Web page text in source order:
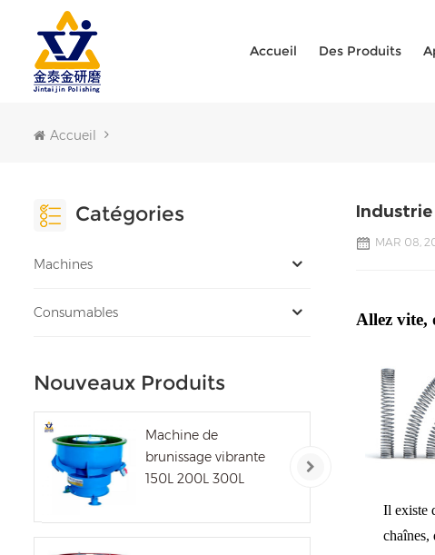
Accueil Des Produits
Accueil
Catégories
Machines
Consumables
Nouveaux Produits
Machine de
brunissage vibrante
150L 200L 300L
MAR 08,
Allez vite,
Il existe
chaînes,